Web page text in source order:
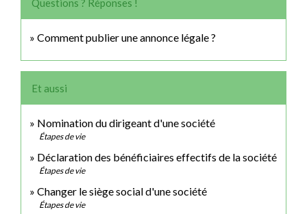
Questions ? Réponses !
Comment publier une annonce légale ?
Et aussi
Nomination du dirigeant d'une société
Étapes de vie
Déclaration des bénéficiaires effectifs de la société
Étapes de vie
Changer le siège social d'une société
Étapes de vie